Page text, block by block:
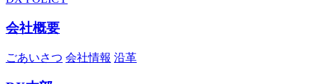
会社概要
ごあいさつ 会社情報 沿革